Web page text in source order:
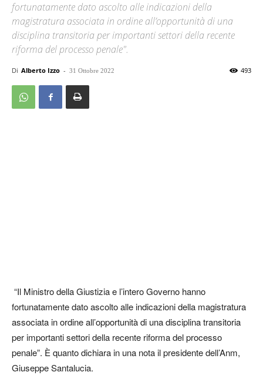
fortunatamente dato ascolto alle indicazioni della
magistratura associata in ordine all’opportunità di una
disciplina transitoria per importanti settori della recente
riforma del processo penale".
Di Alberto Izzo - 31 Ottobre 2022 493
“Il Ministro della Giustizia e l’intero Governo hanno
fortunatamente dato ascolto alle indicazioni della magistratura
associata in ordine all’opportunità di una disciplina transitoria
per importanti settori della recente riforma del processo
penale”. È quanto dichiara in una nota il presidente dell’Anm,
Giuseppe Santalucia.